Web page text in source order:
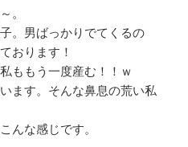
。
。男ばっかりでてくるの
おります！
ももう一度産む！！ｗ
ます。そんな鼻息の荒い私
んな感じです。